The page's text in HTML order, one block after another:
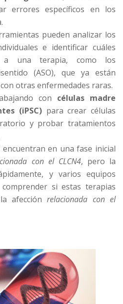
errores específicos en los
pueden analizar los
e identificar cuáles
a una terapia, como los
(ASO), que ya están
otras enfermedades raras.
con células madre
(iPSC) para crear células
y probar tratamientos
en una fase inicial
con el CLCN4, pero la
y varios equipos
si estas terapias
afecciónrelacionada con el